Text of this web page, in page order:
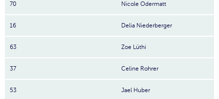
70 Nicole Odermatt
16 Delia Niederberger
63 Zoe Lüthi
37 Celine Rohrer
53 Jael Huber